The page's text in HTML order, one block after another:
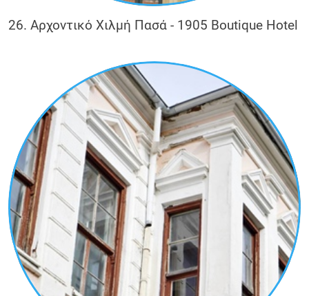
26. Αρχοντικό Χιλμή Πασά - 1905 Boutique Hotel